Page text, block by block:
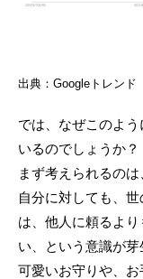
出典：Googleトレンド
では、なぜこのよ
いるのでしょうか？
まず考えられるの
自分に対しても、
は、他人に頼るよ
い、という意識が芽
可愛いお守りや、